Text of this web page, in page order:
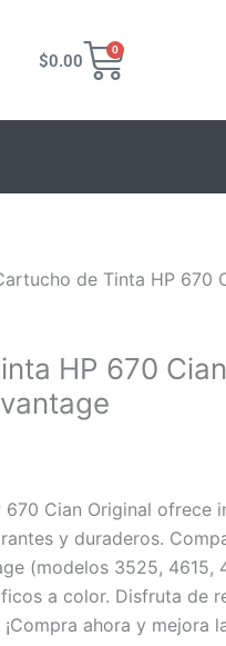
$0.00
0
Carrito
de Tinta HP 670
HP 670
Cian Original ofrece
y duraderos.
(modelos 3525, 4615,
a color. Disfruta de
ahora y mejora